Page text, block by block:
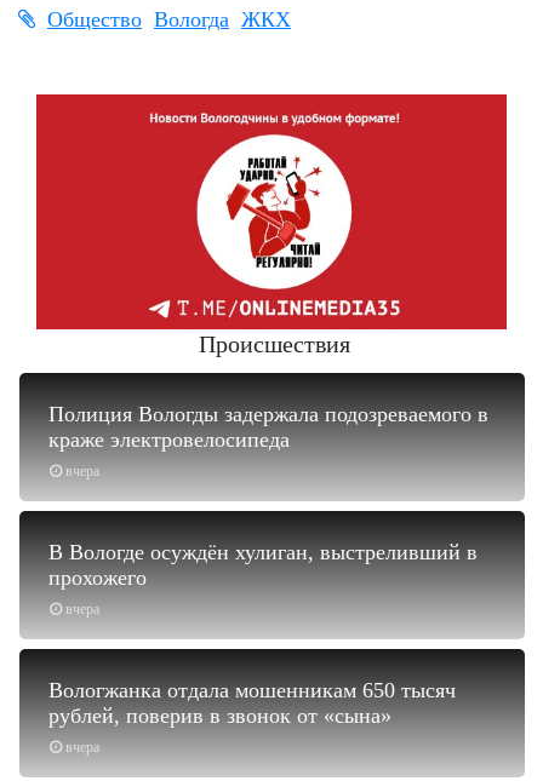
Общество Вологда ЖКХ
Происшествия
вчера
Полиция Вологды задержала подозреваемого в
краже электровелосипеда
вчера
В Вологде осуждён хулиган, выстреливший в
прохожего
вчера
Вологжанка отдала мошенникам 650 тысяч
рублей, поверив в звонок от «сына»